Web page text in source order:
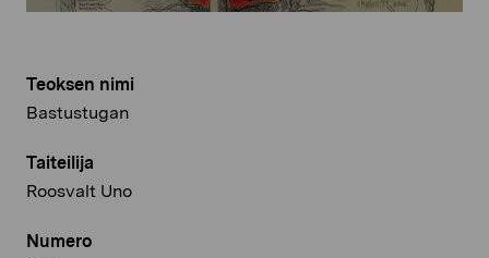
Teoksen nimi
Bastustugan
Taiteilija
Roosvalt Uno
Numero